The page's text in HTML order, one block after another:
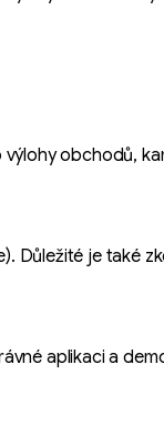
obchodů,
Důležité je také
aplikaci a